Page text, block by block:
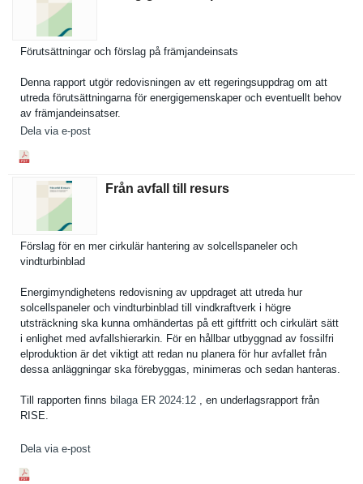
Förutsättn­ingar och förslag på främjandei­nsats
Denna rapport utgör redovisnin­gen av ett regeringsu­ppdrag om att
utreda förutsättn­ingarna för energigeme­nskaper och eventuellt behov
av främjandei­nsatser.
Dela via e-post
Från avfall till resurs
Förslag för en mer cirkulär hantering av solcellspaneler och
vindturbinblad
Energimyndighetens redovisning av uppdraget att utreda hur
solcellspaneler och vindturbinblad till vindkraftverk i högre
utsträckning ska kunna omhändertas på ett giftfritt och cirkulärt sätt
i enlighet med avfallshierarkin. För en hållbar utbyggnad av fossilfri
elproduktion är det viktigt att redan nu planera för hur avfallet från
dessa anläggningar ska förebyggas, minimeras och sedan hanteras.
Till rapporten finns bilaga ER 2024:12 , en underlagsrapport från
RISE.
Dela via e-post